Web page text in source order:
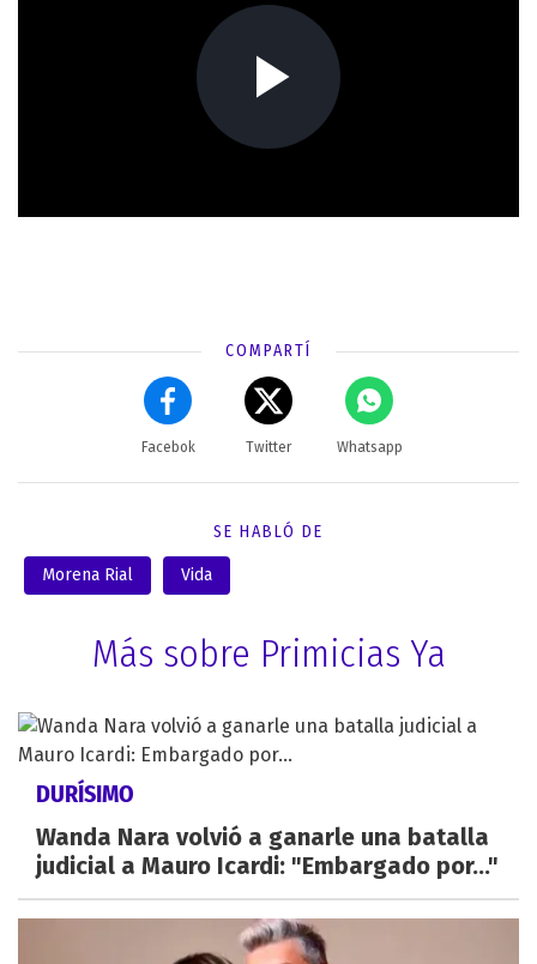
COMPARTÍ
Facebok Twitter Whatsapp
SE HABLÓ DE
Morena Rial Vida
Más sobre Primicias Ya
DURÍSIMO
Wanda Nara volvió a ganarle una batalla
judicial a Mauro Icardi: "Embargado por..."